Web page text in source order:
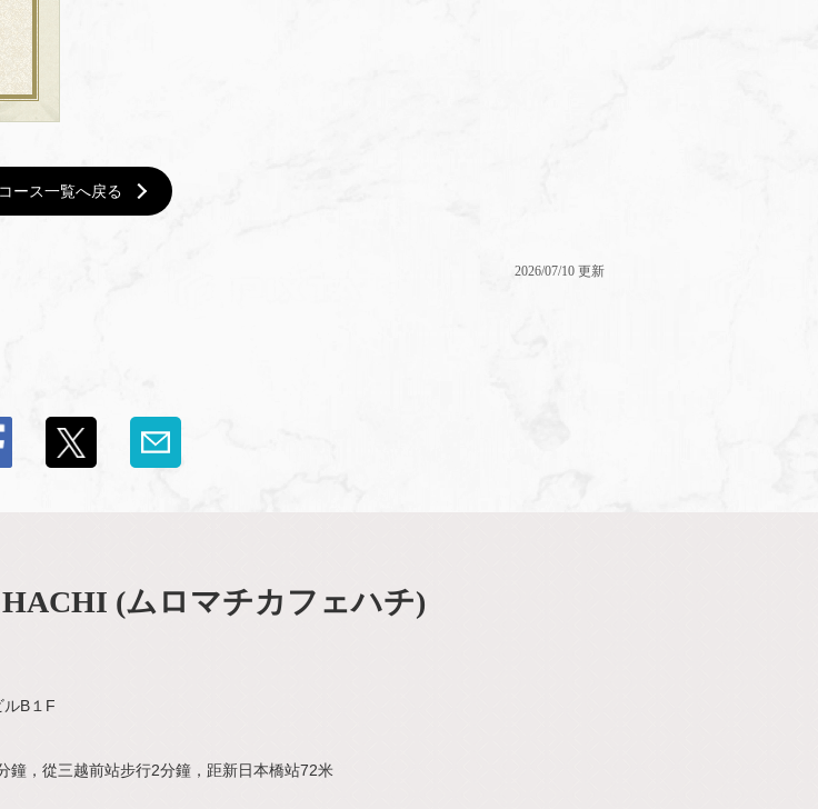
コース一覧へ戻る
2026/07/10 更新
(ムロマチカフェハチ)
B１F
鐘，從三越前站步行2分鐘，距新日本橋站72米